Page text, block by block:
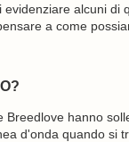
alcuni di
a come
Breedlove hanno
d'onda quando si